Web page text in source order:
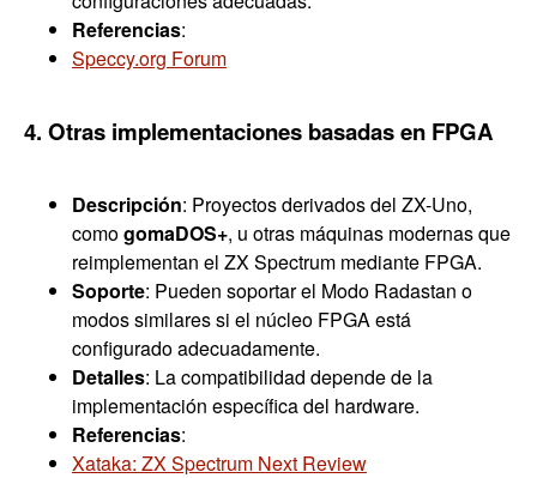
Referencias:
Speccy.org Forum
4. Otras implementaciones basadas en FPGA
Descripción: Proyectos derivados del ZX-Uno,
comogomaDOS+, u otras máquinas modernas que
reimplementan el ZX Spectrum mediante FPGA.
Soporte: Pueden soportar el Modo Radastan o
modos similares si el núcleo FPGA está
configurado adecuadamente.
Detalles: La compatibilidad depende de la
implementación específica del hardware.
Referencias:
Xataka: ZX Spectrum Next Review